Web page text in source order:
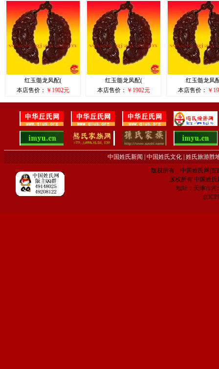
红玉髓龙凤配(
本店售价： ￥1902元
红玉髓龙凤配(
本店售价： ￥1902元
红玉髓龙凤
本店售价： ￥
中国姓氏新闻|中国姓氏文化|姓氏旅游胜
版权所有 中国姓氏网|百
版权所有 中国姓氏
地址：天津市河
京ICP